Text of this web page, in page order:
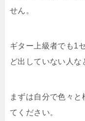
せん。
ギター上級者でも1
ど出していない人な
まずは自分で色々
てください。